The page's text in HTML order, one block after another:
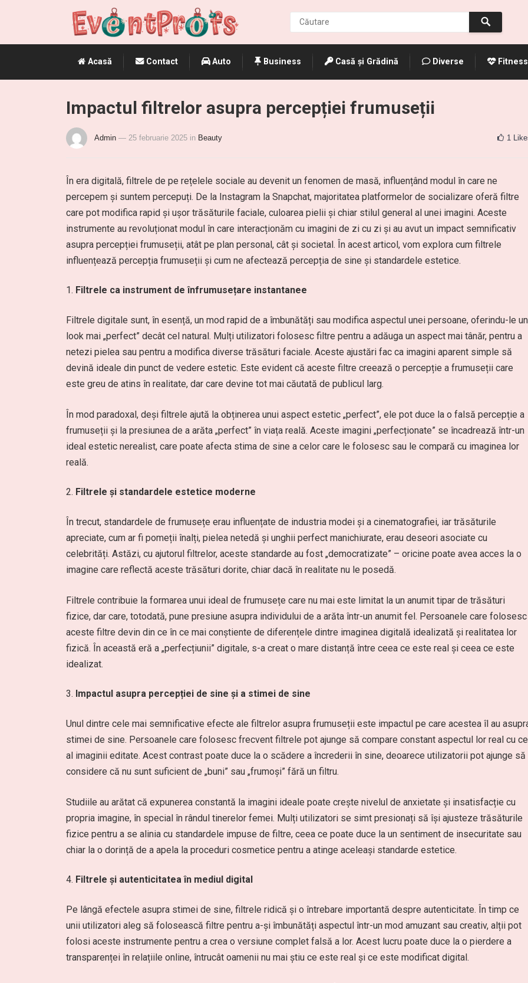
Acasă Contact Auto Business Casă și Grădină Diverse Fitness
Impactul filtrelor asupra percepției frumuseții
Admin — 25 februarie 2025 in Beauty 1
În era digitală, filtrele de pe rețelele sociale au devenit un fenomen de masă, influențând modul în care ne
percepem și suntem percepuți. De la Instagram la Snapchat, majoritatea platformelor de socializare oferă filtre
care pot modifica rapid și ușor trăsăturile faciale, culoarea pielii și chiar stilul general al unei imagini. Aceste
instrumente au revoluționat modul în care interacționăm cu imagini de zi cu zi și au avut un impact semnificativ
asupra percepției frumuseții, atât pe plan personal, cât și societal. În acest articol, vom explora cum filtrele
influențează percepția frumuseții și cum ne afectează percepția de sine și standardele estetice.
Filtrele ca instrument de înfrumusețare instantanee
Filtrele digitale sunt, în esență, un mod rapid de a îmbunătăți sau modifica aspectul unei persoane, oferindu-le un
look mai „perfect” decât cel natural. Mulți utilizatori folosesc filtre pentru a adăuga un aspect mai tânăr, pentru a
netezi pielea sau pentru a modifica diverse trăsături faciale. Aceste ajustări fac ca imagini aparent simple să
devină ideale din punct de vedere estetic. Este evident că aceste filtre creează o percepție a frumuseții care
este greu de atins în realitate, dar care devine tot mai căutată de publicul larg.
În mod paradoxal, deși filtrele ajută la obținerea unui aspect estetic „perfect”, ele pot duce la o falsă percepție a
frumuseții și la presiunea de a arăta „perfect” în viața reală. Aceste imagini „perfecționate” se încadrează într-un
ideal estetic nerealist, care poate afecta stima de sine a celor care le folosesc sau le compară cu imaginea lor
reală.
Filtrele și standardele estetice moderne
În trecut, standardele de frumusețe erau influențate de industria modei și a cinematografiei, iar trăsăturile
apreciate, cum ar fi pomeții înalți, pielea netedă și unghii perfect manichiurate, erau deseori asociate cu
celebrități. Astăzi, cu ajutorul filtrelor, aceste standarde au fost „democratizate” – oricine poate avea acces la o
imagine care reflectă aceste trăsături dorite, chiar dacă în realitate nu le posedă.
Filtrele contribuie la formarea unui ideal de frumusețe care nu mai este limitat la un anumit tipar de trăsături
fizice, dar care, totodată, pune presiune asupra individului de a arăta într-un anumit fel. Persoanele care folosesc
aceste filtre devin din ce în ce mai conștiente de diferențele dintre imaginea digitală idealizată și realitatea lor
fizică. În această eră a „perfecțiunii” digitale, s-a creat o mare distanță între ceea ce este real și ceea ce este
idealizat.
Impactul asupra percepției de sine și a stimei de sine
Unul dintre cele mai semnificative efecte ale filtrelor asupra frumuseții este impactul pe care acestea îl au
stimei de sine. Persoanele care folosesc frecvent filtrele pot ajunge să compare constant aspectul lor real cu
al imaginii editate. Acest contrast poate duce la o scădere a încrederii în sine, deoarece utilizatorii pot ajunge să
considere că nu sunt suficient de „buni” sau „frumoși” fără un filtru.
Studiile au arătat că expunerea constantă la imagini ideale poate crește nivelul de anxietate și insatisfacție cu
propria imagine, în special în rândul tinerelor femei. Mulți utilizatori se simt presionați să își ajusteze trăsăturile
fizice pentru a se alinia cu standardele impuse de filtre, ceea ce poate duce la un sentiment de insecuritate sau
chiar la o dorință de a apela la proceduri cosmetice pentru a atinge aceleași standarde estetice.
Filtrele și autenticitatea în mediul digital
Pe lângă efectele asupra stimei de sine, filtrele ridică și o întrebare importantă despre autenticitate. În timp ce
unii utilizatori aleg să folosească filtre pentru a-și îmbunătăți aspectul într-un mod amuzant sau creativ, alții pot
folosi aceste instrumente pentru a crea o versiune complet falsă a lor. Acest lucru poate duce la o pierdere a
transparenței în relațiile online, întrucât oamenii nu mai știu ce este real și ce este modificat digital.